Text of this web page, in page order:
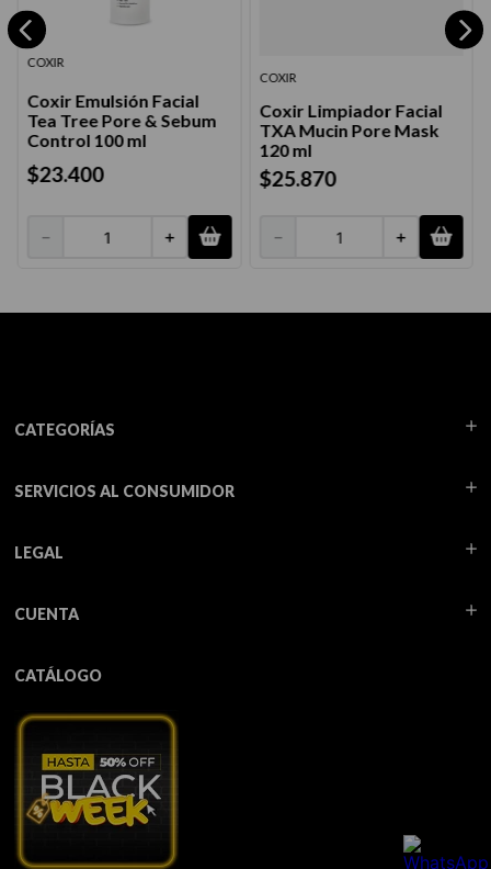
COXIR
Coxir Emulsión Facial
Tea Tree Pore & Sebum
Control 100 ml
$23.400
＋
－
COXIR
Coxir Limpiador Facial
TXA Mucin Pore Mask
120 ml
$25.870
＋
－
CATEGORÍAS
SERVICIOS AL CONSUMIDOR
LEGAL
CUENTA
CATÁLOGO